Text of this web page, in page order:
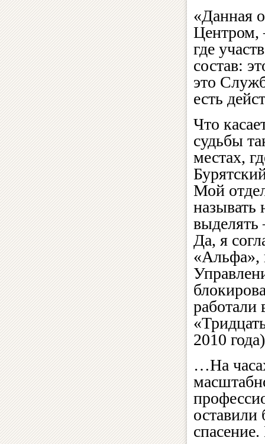
«Данная
где
состав:
это
есть
Что
судьбы
местах,
Мой
называть
Да, я
«Альфа»,
работали
2010
…На
оставили